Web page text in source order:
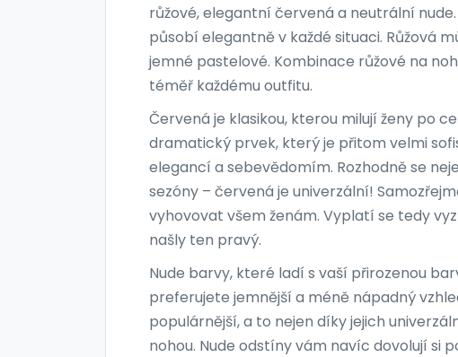
růžové, elegantní červená a neutrální
působí elegantně v každé situaci. Růžová
jemné pastelové. Kombinace růžové na
téměř každému outfitu.
Červená je klasikou, kterou milují ženy po
dramatický prvek, který je přitom velmi
elegancí a sebevědomím. Rozhodně se
sezóny – červená je univerzální!
vyhovovat všem ženám. Vyplatí se tedy
našly ten pravý.
Nude barvy, které ladí s vaší přirozenou
preferujete jemnější a méně nápadný
populárnější, a to nejen díky jejich
nohou. Nude odstíny vám navíc dovolují si